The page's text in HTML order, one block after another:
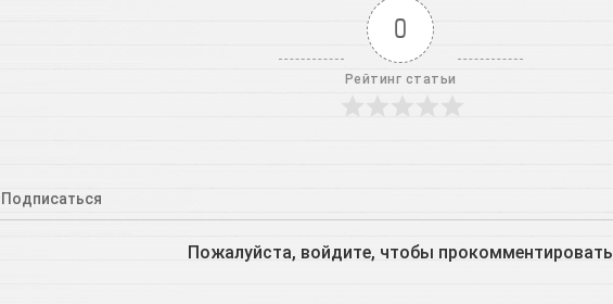
0
Рейтинг статьи
Подписаться
Пожалуйста, войдите, чтобы прокомментировать